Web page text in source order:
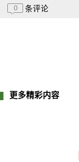
0 条评论
更多精彩内容